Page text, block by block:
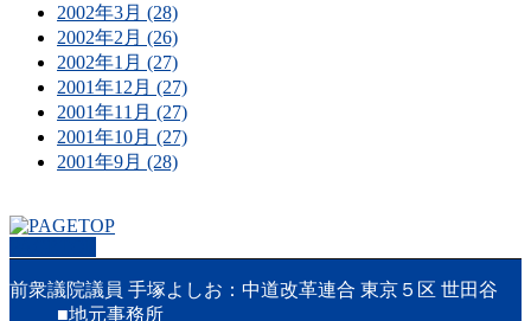
2002年3月 (28)
2002年2月 (26)
2002年1月 (27)
2001年12月 (27)
2001年11月 (27)
2001年10月 (27)
2001年9月 (28)
前衆議院議員 手塚よしお：中道改革連合 東京５区 世田谷
■地元事務所